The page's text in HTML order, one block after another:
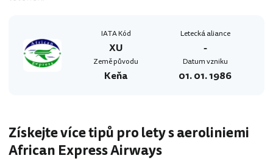
IATA Kód
XU
Letecká aliance
-
Země původu
Keňa
Datum vzniku
01. 01. 1986
Získejte více tipů pro lety s aeroliniemi
African Express Airways